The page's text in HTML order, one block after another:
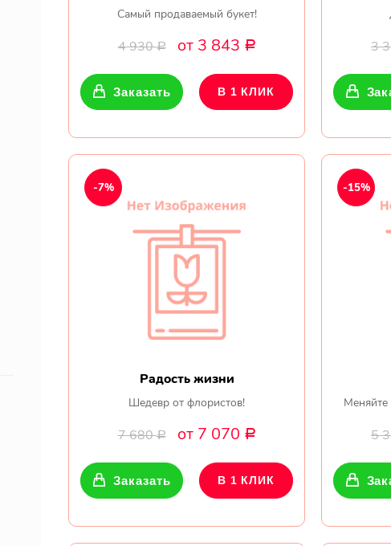
Самый продаваемый букет!
4 930Р от 3 843 Р
Заказать В 1 КЛИК
3
Радость жизни
Шедевр от флористов!
7 680Р от 7 070 Р
-7%
Заказать В 1 КЛИК
Меняйте
5
-15%